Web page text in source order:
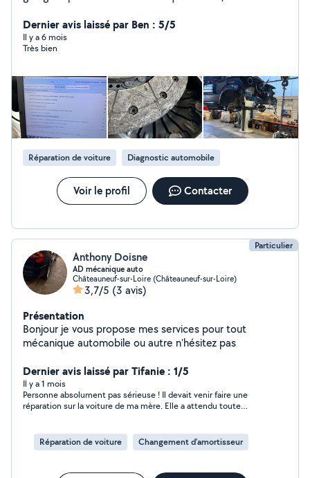
mécaniques ainsi que électroniques : - Entretien (
vidange, filtres, freins ) - Réparations ( Embrayage,
distribution, Turbo ) - Diagnostic ( Voyants, problème
Dernier avis laissé par Ben : 5/5
Il y a 6 mois
Très bien
Réparation de voiture Diagnostic automobile
Voir le profil Contacter
Particulier
Anthony Doisne
AD mécanique auto
Châteauneuf-sur-Loire (Châteauneuf-sur-Loire)
3,7/5 (3 avis)
Présentation
Bonjour je vous propose mes services pour tout
mécanique automobile ou autre n'hésitez pas
Dernier avis laissé par Tifanie : 1/5
Il y a 1 mois
Personne absolument pas sérieuse ! Il devait venir faire une
réparation sur la voiture de ma mère. Elle a attendu toute
besoin de cette réparation pour son contrôle technique
demain matin ! Je recommande absolument pas !
Réparation de voiture Changement d'amortisseur